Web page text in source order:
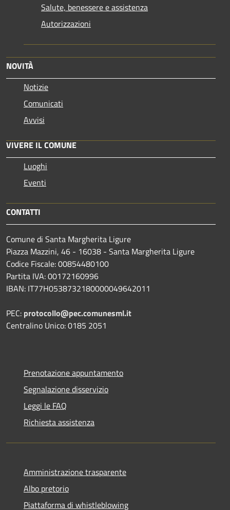
Salute, benessere e assistenza
Autorizzazioni
NOVITÀ
Notizie
Comunicati
Avvisi
VIVERE IL COMUNE
Luoghi
Eventi
CONTATTI
Comune di Santa Margherita Ligure
Piazza Mazzini, 46 - 16038 - Santa Margherita Ligure
Codice Fiscale: 00854480100
Partita IVA: 00172160996
IBAN: IT77H0538732180000049642011
PEC: protocollo@pec.comunesml.it
Centralino Unico: 0185 2051
Prenotazione appuntamento
Segnalazione disservizio
Leggi le FAQ
Richiesta assistenza
Amministrazione trasparente
Albo pretorio
Piattaforma di whistleblowing